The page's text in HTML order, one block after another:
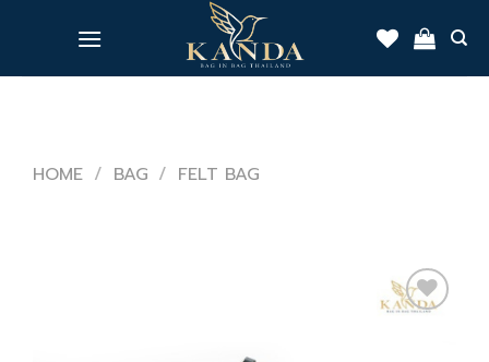
HOME / BAG / FELT BAG